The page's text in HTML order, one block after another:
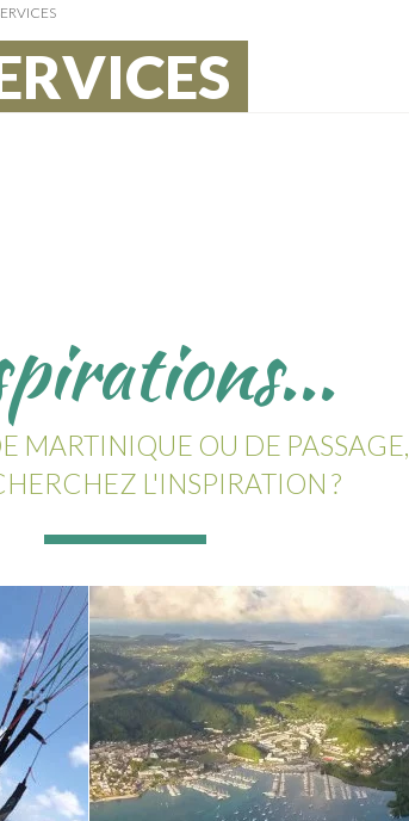
MARTINIQUE OU DE PASSAGE,
L'INSPIRATION ?